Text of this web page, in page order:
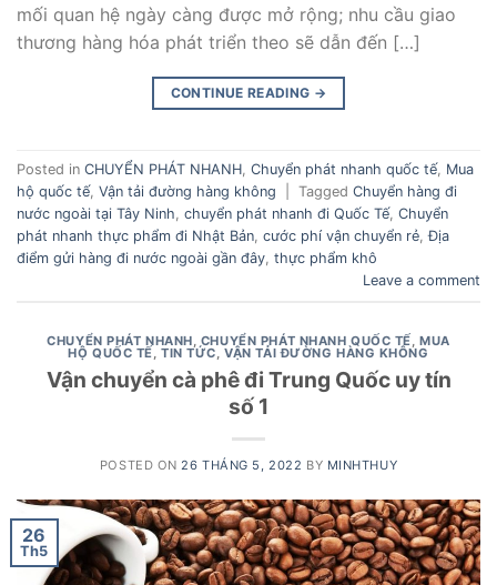
mối quan hệ ngày càng được mở rộng; nhu cầu giao
thương hàng hóa phát triển theo sẽ dẫn đến […]
CONTINUE READING →
Posted in CHUYỂN PHÁT NHANH Chuyển phát nhanh quốc tế Mua
hộ quốc tế Vận tải đường hàng không Tagged Chuyển hàng đi
nước ngoài tại Tây Ninh chuyển phát nhanh đi Quốc Tế Chuyển
phát nhanh thực phẩm đi Nhật Bản cước phí vận chuyển rẻ ,Địa
điểm gửi hàng đi nước ngoài gần đây thực phẩm khô
Leave a comment
CHUYỂN PHÁT NHANH, CHUYỂN PHÁT NHANH QUỐC TẾ,MUA
HỘ QUỐC TẾ,TIN TỨC,VẬN TẢI ĐƯỜNG HÀNG KHÔNG
Vận chuyển cà phê đi Trung Quốc uy tín
số 1
POSTED ON26 THÁNG 5, 2022 BY MINHTHUY
26
Th5